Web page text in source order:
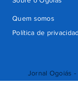
Jornal Ogoiás
Quem somos
Política de